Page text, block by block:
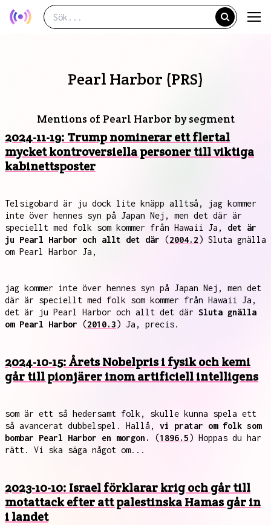
Pearl Harbor (PRS)
Mentions of Pearl Harbor by segment
2024-11-19: Trump nominerar ett flertal
mycket kontroversiella personer till viktiga
kabinettsposter
Telsigobard är ju dock lite knäpp alltså, jag kommer
inte över hennes syn på Japan Nej, men det där är
speciellt med folk som kommer från Hawaii Ja, det är
ju Pearl Harbor och allt det där (2004.2) Sluta gnälla
om Pearl Harbor Ja,
jag kommer inte över hennes syn på Japan Nej, men det
där är speciellt med folk som kommer från Hawaii Ja,
det är ju Pearl Harbor och allt det där Sluta gnälla
om Pearl Harbor (2010.3) Ja, precis.
2024-10-15: Årets Nobelpris i fysik och kemi
går till pionjärer inom artificiell intelligens
som är ett så hedersamt folk, skulle kunna spela ett
så avancerat dubbelspel. Hallå, vi pratar om folk som
bombar Pearl Harbor en morgon.
(1896.5) Hoppas du har
rätt. Vi ska säga något om...
2023-10-10: Israel förklarar krig och går till
motattack efter att palestinska Hamas går in
i landet